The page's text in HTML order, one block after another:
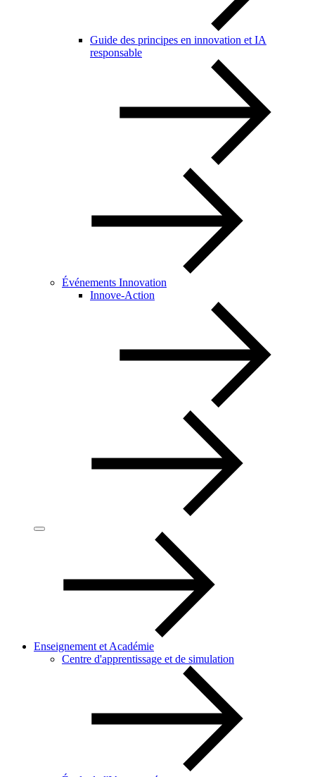
Guide des principes en innovation et IA
responsable
Événements Innovation
Innove-Action
Enseignement et Académie
Centre d'apprentissage et de simulation